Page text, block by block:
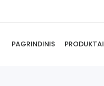
PAGRINDINIS PRODUKTAI